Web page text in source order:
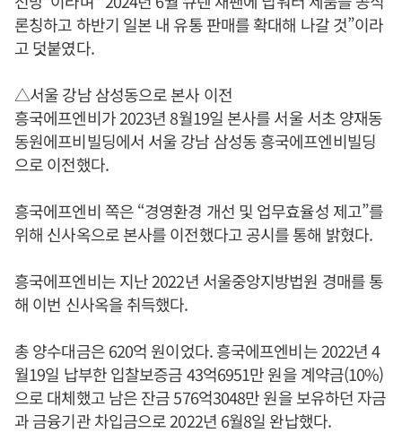
론칭하고 하반기 일본 내 유통 판매를 확대해 나갈 것”이라
고 덧붙였다.
△서울 강남 삼성동으로 본사 이전
흥국에프엔비가 2023년 8월19일 본사를 서울 서초 양재동
동원에프비빌딩에서 서울 강남 삼성동 흥국에프엔비빌딩
으로 이전했다.
흥국에프엔비 쪽은 “경영환경 개선 및 업무효율성 제고”를
위해 신사옥으로 본사를 이전했다고 공시를 통해 밝혔다.
흥국에프엔비는 지난 2022년 서울중앙지방법원 경매를 통
해 이번 신사옥을 취득했다.
총 양수대금은 620억 원이었다. 흥국에프엔비는 2022년 4
월19일 납부한 입찰보증금 43억6951만 원을 계약금(10%)
으로 대체했고 남은 잔금 576억3048만 원을 보유하던 자금
과 금융기관 차입금으로 2022년 6월8일 완납했다.